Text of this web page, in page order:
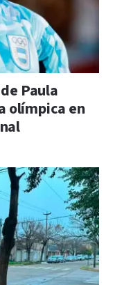
Paula
olímpica en